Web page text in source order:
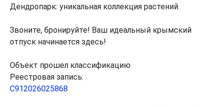
Дендропарк: уникальная коллекция растений.
Звоните, бронируйте! Ваш идеальный крымский
отпуск начинается здесь!
Объект прошел классификацию
Реестровая запись:
С912026025868